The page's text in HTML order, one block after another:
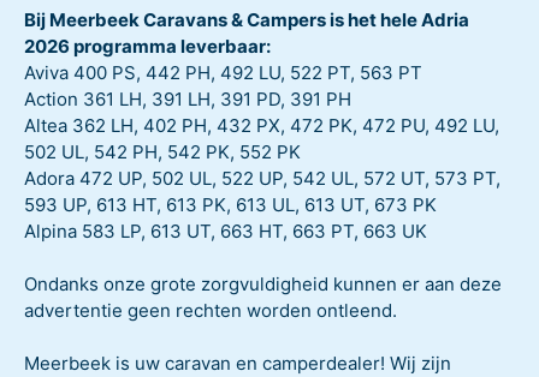
Bij Meerbeek Caravans & Campers is het hele Adria
2026 programma leverbaar:
Aviva 400 PS, 442 PH, 492 LU, 522 PT, 563 PT
Action 361 LH, 391 LH, 391 PD, 391 PH
Altea 362 LH, 402 PH, 432 PX, 472 PK, 472 PU, 492 LU,
502 UL, 542 PH, 542 PK, 552 PK
Adora 472 UP, 502 UL, 522 UP, 542 UL, 572 UT, 573 PT,
593 UP, 613 HT, 613 PK, 613 UL, 613 UT, 673 PK
Alpina 583 LP, 613 UT, 663 HT, 663 PT, 663 UK
Ondanks onze grote zorgvuldigheid kunnen er aan deze
advertentie geen rechten worden ontleend.
Meerbeek is uw caravan en camperdealer! Wij zijn